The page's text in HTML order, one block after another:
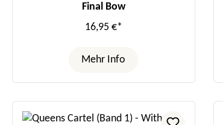
Final Bow
16,95 €*
Mehr Info